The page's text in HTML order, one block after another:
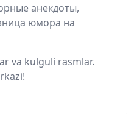
анекдоты,
юмора на
va kulguli rasmlar.